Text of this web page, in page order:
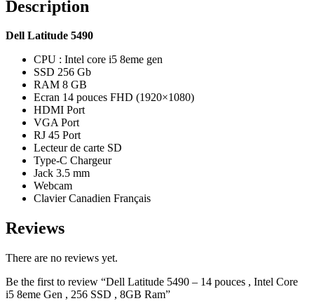
Description
Dell Latitude 5490
CPU : Intel core i5 8eme gen
SSD 256 Gb
RAM 8 GB
Ecran 14 pouces FHD (1920×1080)
HDMI Port
VGA Port
RJ 45 Port
Lecteur de carte SD
Type-C Chargeur
Jack 3.5 mm
Webcam
Clavier Canadien Français
Reviews
There are no reviews yet.
Be the first to review “Dell Latitude 5490 – 14 pouces , Intel Core
i5 8eme Gen , 256 SSD , 8GB Ram”